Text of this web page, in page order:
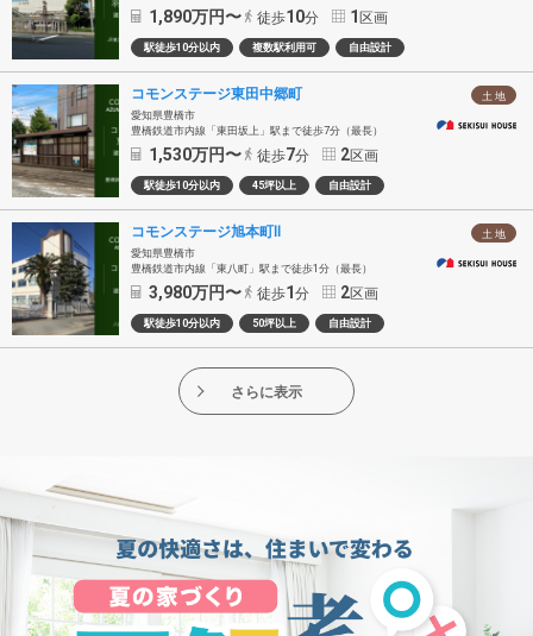
1,890万円〜 徒歩10分 1区画
駅徒歩10分以内 複数駅利用可 自由設計
土 地
コモンステージ東田中郷町
愛知県豊橋市
豊橋鉄道市内線「東田坂上」駅まで徒歩7分（最長）
1,530万円〜 徒歩7分 2区画
駅徒歩10分以内 45坪以上 自由設計
土 地
コモンステージ旭本町Ⅱ
愛知県豊橋市
豊橋鉄道市内線「東八町」駅まで徒歩1分（最長）
3,980万円〜 徒歩1分 2区画
駅徒歩10分以内 50坪以上 自由設計
さらに表示